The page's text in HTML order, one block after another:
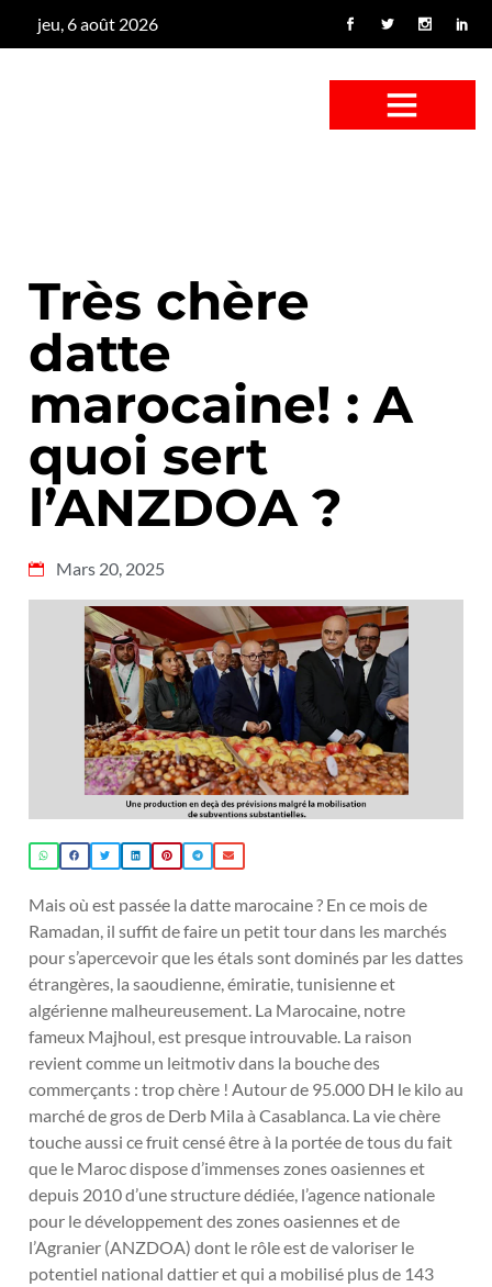
jeu, 6 août 2026
Très chère
datte
marocaine! : A
quoi sert
l’ANZDOA ?
Mars 20, 2025
Mais où est passée la datte marocaine ? En ce mois de
Ramadan, il suffit de faire un petit tour dans les marchés
pour s’apercevoir que les étals sont dominés par les dattes
étrangères, la saoudienne, émiratie, tunisienne et
algérienne malheureusement. La Marocaine, notre
fameux Majhoul, est presque introuvable. La raison
revient comme un leitmotiv dans la bouche des
commerçants : trop chère ! Autour de 95.000 DH le kilo au
marché de gros de Derb Mila à Casablanca. La vie chère
touche aussi ce fruit censé être à la portée de tous du fait
que le Maroc dispose d’immenses zones oasiennes et
depuis 2010 d’une structure dédiée, l’agence nationale
pour le développement des zones oasiennes et de
l’Agranier (ANZDOA) dont le rôle est de valoriser le
potentiel national dattier et qui a mobilisé plus de 143